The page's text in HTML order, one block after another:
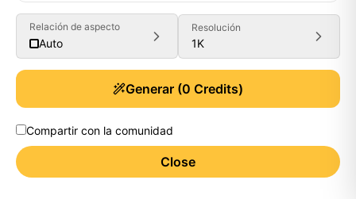
Relación de aspecto
Auto
Resolución
1K
Generar (0 Credits)
Compartir con la comunidad
Close
Generate